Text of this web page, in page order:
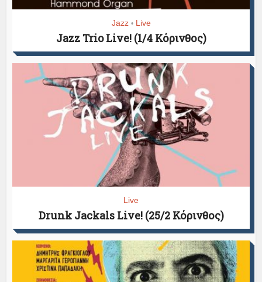
Jazz • Live
Jazz Trio Live! (1/4 Κόρινθος)
Live
Drunk Jackals Live! (25/2 Κόρινθος)